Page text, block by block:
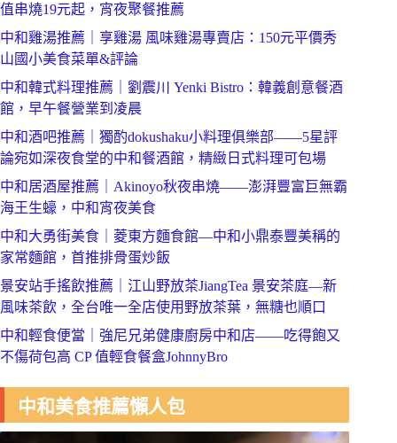
值串燒19元起，宵夜聚餐推薦
中和雞湯推薦｜享雞湯 風味雞湯專賣店：150元平價秀
山國小美食菜單&評論
中和韓式料理推薦｜劉震川 Yenki Bistro：韓義創意餐酒
館，早午餐營業到凌晨
中和酒吧推薦｜獨酌dokushaku小料理俱樂部——5星評
論宛如深夜食堂的中和餐酒館，精緻日式料理可包場
中和居酒屋推薦｜Akinoyo秋夜串燒——澎湃豐富巨無霸
海王生蠔，中和宵夜美食
中和大勇街美食｜菱東方麵食館—中和小鼎泰豐美稱的
家常麵館，首推排骨蛋炒飯
景安站手搖飲推薦｜江山野放茶JiangTea 景安茶庭—新
風味茶飲，全台唯一全店使用野放茶葉，無糖也順口
中和輕食便當｜強尼兄弟健康廚房中和店——吃得飽又
不傷荷包高 CP 值輕食餐盒JohnnyBro
中和美食推薦懶人包